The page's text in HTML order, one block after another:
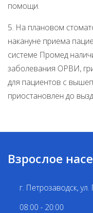
помощи.
5. На плановом
накануне приема
системе Промед
заболевания ОРВИ,
для пациентов с
приостановлен до
Взрослое
г. Петрозаводск, ул.
08:00 - 20:00